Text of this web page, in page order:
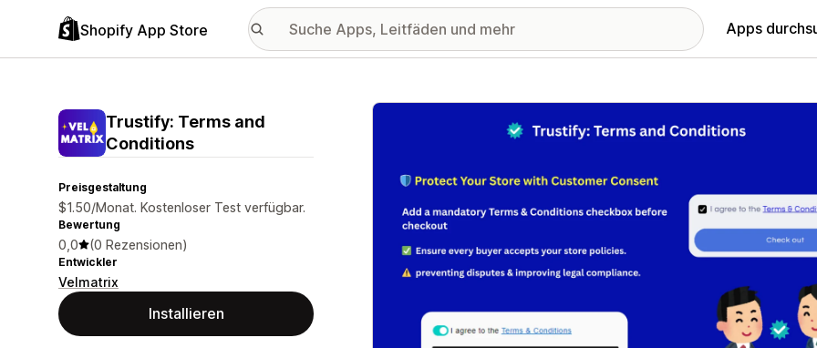
Shopify App Store Apps
Trustify: Terms and
Conditions
Preisgestaltung
$1.50/Monat. Kostenloser Test verfügbar.
Bewertung
0,0 (0 Rezensionen)
Entwickler
Velmatrix
Installieren
Vorgestellte Bildergalerie